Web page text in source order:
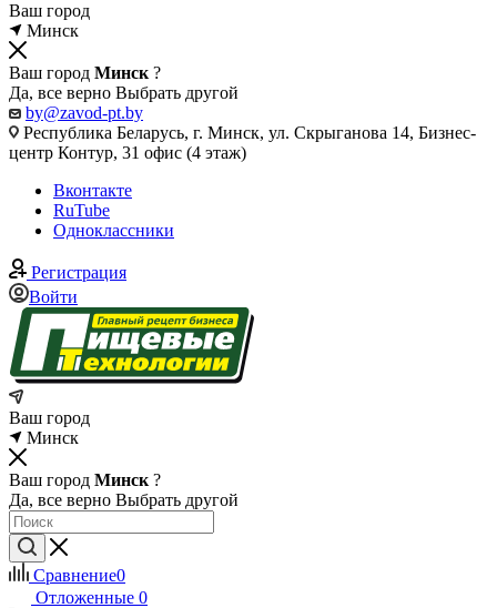
Ваш город
Минск
Ваш город Минск ?
Да, все верно Выбрать другой
by@zavod-pt.by
Республика Беларусь, г. Минск, ул. Скрыганова 14, Бизнес-
центр Контур, 31 офис (4 этаж)
Вконтакте
RuTube
Одноклассники
Регистрация
Войти
Ваш город
Минск
Ваш город Минск ?
Да, все верно Выбрать другой
Сравнение0
Отложенные 0